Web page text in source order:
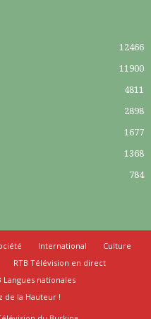
12466
11900
4811
2898
1677
1368
784
International
Culture
RTB Télévision en direct
Langues nationales
de la Hauteur !